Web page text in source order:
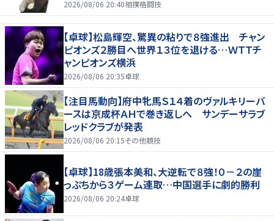
2026/08/06 20:40相撲格闘技
【卓球】松島輝空、驚異の粘りで８強進出 チャン
ピオンズ２勝目へ世界１３位を退ける…ＷＴＴチ
ャンピオンズ横浜
2026/08/06 20:35卓球
【注目馬動向】府中牝馬Ｓ１４着のヴァルキリーバ
ースは京成杯ＡＨで巻き返しへ サンデーサラブ
レッドクラブが発表
2026/08/06 20:15その他競技
【卓球】18歳張本美和、大逆転で８強！０－２の崖
っぷちから３ゲーム連取…中国選手に劇的勝利
2026/08/06 20:24卓球